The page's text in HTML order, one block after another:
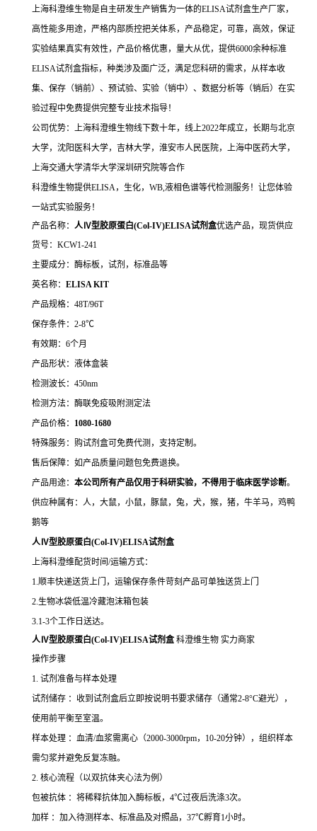
上海科澄维生物是自主研发生产销售为一体的ELISA试剂盒生产厂家，
高性能多用途，严格内部质控把关体系，产品稳定，可靠，高效，保证
实验结果真实有效性，产品价格优惠，量大从优，提供6000余种标准
ELISA试剂盒指标，种类涉及面广泛，满足您科研的需求，从样本收
集、保存（销前）、预试验、实验（销中）、数据分析等（销后）在实
验过程中免费提供完整专业技术指导！
公司优势：上海科澄维生物线下数十年，线上2022年成立，长期与北京
大学，沈阳医科大学，吉林大学，淮安市人民医院，上海中医药大学，
上海交通大学清华大学深圳研究院等合作
科澄维生物提供ELISA，生化，WB,液相色谱等代检测服务！让您体验
一站式实验服务！
产品名称： 人Ⅳ型胶原蛋白(Col-IV)ELISA试剂盒优选产品，现货供应
货号：KCW1-241
主要成分：酶标板，试剂，标准品等
英名称： ELISA KIT
产品规格：48T/96T
保存条件：2-8℃
有效期：6个月
产品形状：液体盒装
检测波长：450nm
检测方法：酶联免疫吸附测定法
产品价格： 1080-1680
特殊服务：购试剂盒可免费代测，支持定制。
售后保障：如产品质量问题包免费退换。
产品用途： 本公司所有产品仅用于科研实验，不得用于临床医学诊断。
供应种属有：人，大鼠，小鼠，豚鼠，兔，犬，猴，猪，牛羊马，鸡鸭
鹅等
人Ⅳ型胶原蛋白(Col-IV)ELISA试剂盒
上海科澄维配货时间/运输方式：
1.顺丰快递送货上门，运输保存条件苛刻产品可单独送货上门
2.生物冰袋低温冷藏泡沫箱包装
3.1-3个工作日送达。
人Ⅳ型胶原蛋白(Col-IV)ELISA试剂盒 科澄维生物 实力商家
操作步骤
1. 试剂准备与样本处理
试剂储存 ：收到试剂盒后立即按说明书要求储存（通常2-8°C避光），
使用前平衡至室温。
样本处理 ：血清/血浆需离心（2000-3000rpm，10-20分钟），组织样本
需匀浆并避免反复冻融。
2. 核心流程（以双抗体夹心法为例）
包被抗体 ：将稀释抗体加入酶标板，4℃过夜后洗涤3次。
加样 ：加入待测样本、标准品及对照品，37℃孵育1小时。